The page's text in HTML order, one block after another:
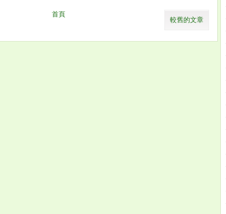
較舊的文章
首頁